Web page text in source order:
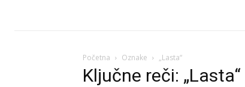
Početna Oznake „Lasta“
Ključne reči: „Lasta“